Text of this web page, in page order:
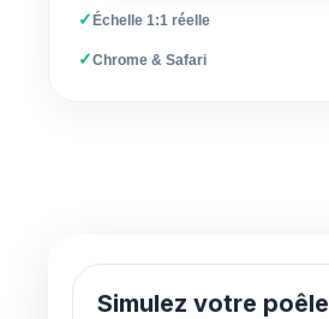
✓Échelle 1:1 réelle
✓Chrome & Safari
Simulez votre poêle